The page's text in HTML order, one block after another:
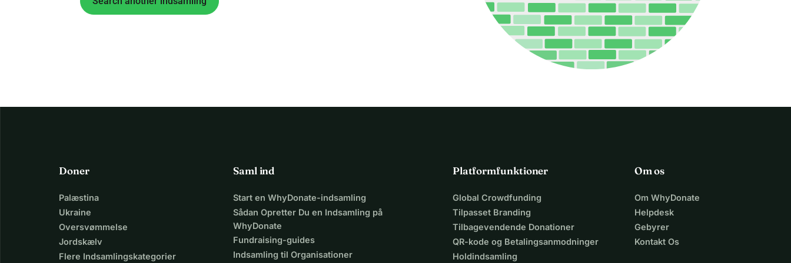
Doner
Palæstina
Ukraine
Oversvømmelse
Jordskælv
Flere Indsamlingskategorier
Saml ind
Start en WhyDonate-indsamling
Sådan Opretter Du en Indsamling på
WhyDonate
Fundraising-guides
Indsamling til Organisationer
Platformfunktioner
Global Crowdfunding
Tilpasset Branding
Tilbagevendende Donationer
QR-kode og Betalingsanmodninger
Holdindsamling
Om os
Om WhyDonate
Helpdesk
Gebyrer
Kontakt Os